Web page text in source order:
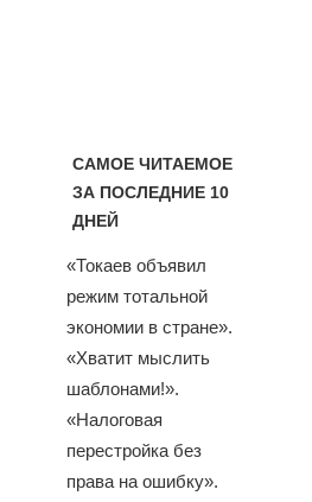
САМОЕ ЧИТАЕМОЕ
ЗА ПОСЛЕДНИЕ 10
ДНЕЙ
«Токаев объявил
режим тотальной
экономии в стране».
«Хватит мыслить
шаблонами!».
«Налоговая
перестройка без
права на ошибку».